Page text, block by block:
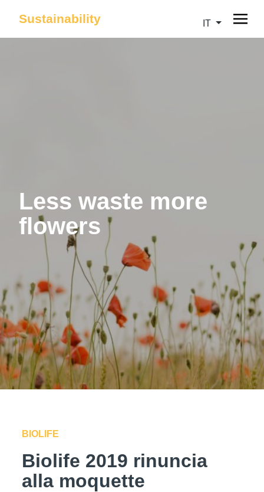
Sustainability IT
Less waste more
flowers
BIOLIFE
Biolife 2019 rinuncia
alla moquette